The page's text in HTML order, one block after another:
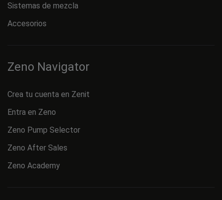
Sistemas de mezcla
Accesorios
Zeno Navigator
Crea tu cuenta en Zenit
Entra en Zeno
Zeno Pump Selector
Zeno After Sales
Zeno Academy